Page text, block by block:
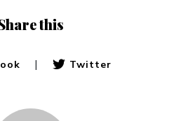
this
| Twitter